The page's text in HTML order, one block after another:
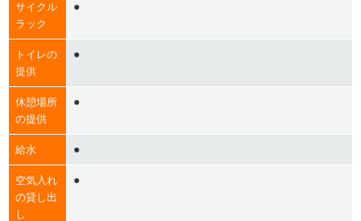
サイクル
ラック
●
トイレの
提供
●
休憩場所
の提供
●
給水 ●
空気入れ
の貸し出
し
●